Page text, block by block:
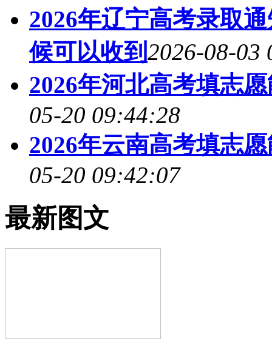
2026年辽宁高考录取
候可以收到 2026-08-03
2026年河北高考填志
05-20 09:44:28
2026年云南高考填志
05-20 09:42:07
最新图文